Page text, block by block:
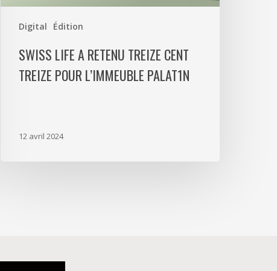
Digital Édition
Palat1n
SWISS LIFE A RETENU TREIZE CENT
TREIZE POUR L’IMMEUBLE PALAT1N
12 avril 2024